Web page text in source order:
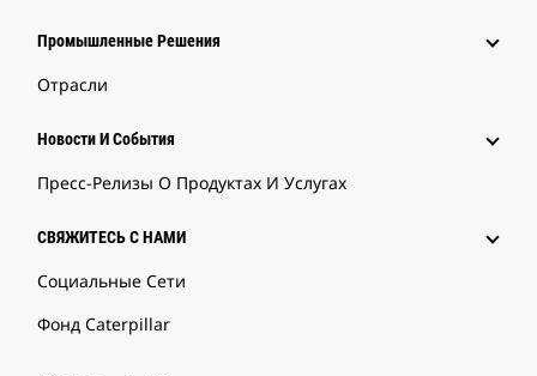
Промышленные Решения
Отрасли
Новости И События
Пресс-Релизы О Продуктах И Услугах
СВЯЖИТЕСЬ С НАМИ
Социальные Сети
Фонд Caterpillar